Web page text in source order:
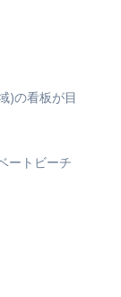
)の看板が目
ートビーチ